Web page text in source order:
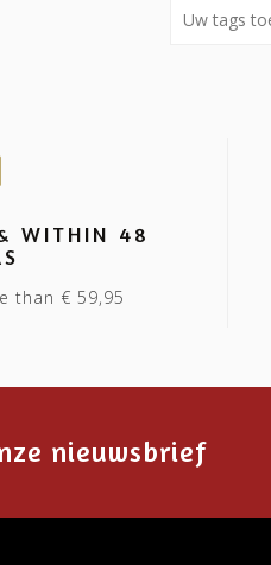
WITHIN 48
than € 59,95
nieuwsbrief